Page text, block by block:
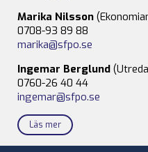
Marika Nilsson
0708-93 89 88
marika@sfpo.se
Ingemar Berglund
0760-26 40 44
ingemar@sfpo.se
Läs mer